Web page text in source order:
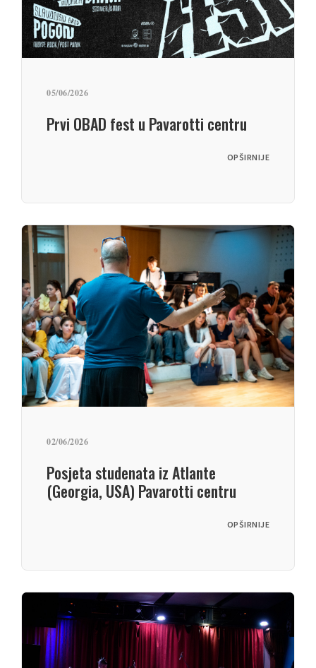
05/06/2026
Prvi OBAD fest u Pavarotti centru
OPŠIRNIJE
02/06/2026
Posjeta studenata iz Atlante
(Georgia, USA) Pavarotti centru
OPŠIRNIJE